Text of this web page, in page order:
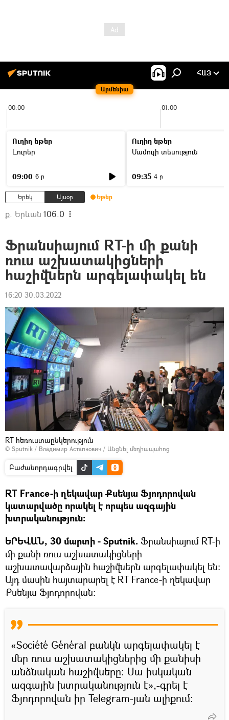
Արմենիա
ՀԱՅ
00:00 01:00
Ուղիղ եթեր
Լուրեր
09:00 6 ր
Ուղիղ եթեր
Մամուլի տեսություն
09:35 4 ր
Երեկ Այսօր Եթեր
ք. Երևան 106.0
Ֆրանսիայում RT-ի մի քանի
ռուս աշխատակիցների
հաշիվներն արգելափակել են
16:20 30.03.2022
RT հեռուստաընկերություն
© Sputnik / Владимир Астапкович / Անցնել մեդիապահոց
Բաժանորդագրվել
RT France-ի ղեկավար Քսենյա Ֆյոդորովան
կատարվածը որակել է որպես ազգային
խտրականություն:
ԵՐԵՎԱՆ, 30 մարտի - Sputnik. Ֆրանսիայում RT-ի
մի քանի ռուս աշխատակիցների
աշխատավարձային հաշիվներն արգելափակել են։
Այդ մասին հայտարարել է RT France-ի ղեկավար
Քսենյա Ֆյոդորովան։
«Société Général բանկն արգելափակել է
մեր ռուս աշխատակիցներից մի քանիսի
անձնական հաշիվները։ Սա իսկական
ազգային խտրականություն է»,-գրել է
Ֆյոդորովան իր Telegram-յան ալիքում։